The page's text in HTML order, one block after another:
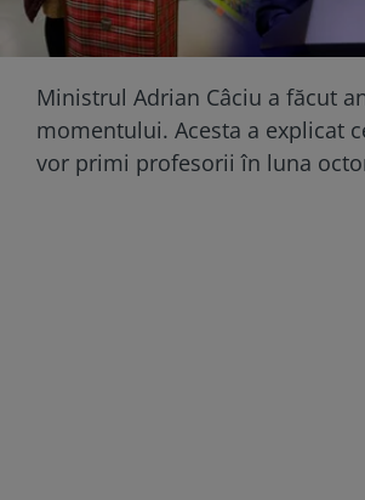
Ministrul Adrian Câciu a făcut
momentului. Acesta a explicat
vor primi profesorii în luna